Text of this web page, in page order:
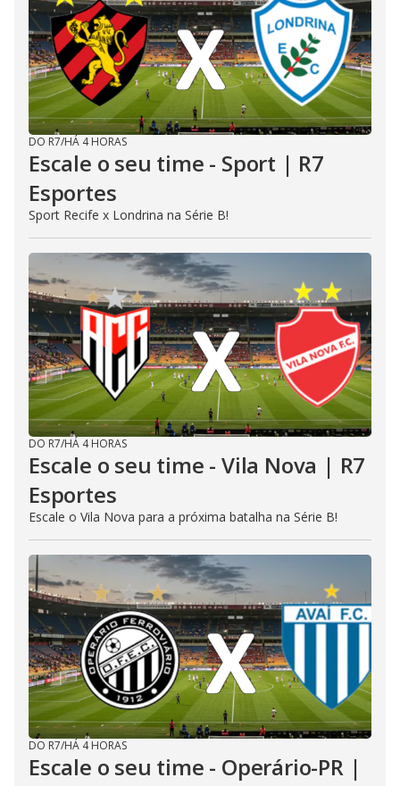
DO R7/HÁ 4 HORAS
Escale o seu time - Sport | R7
Esportes
Sport Recife x Londrina na Série B!
DO R7/HÁ 4 HORAS
Escale o seu time - Vila Nova | R7
Esportes
Escale o Vila Nova para a próxima batalha na Série B!
DO R7/HÁ 4 HORAS
Escale o seu time - Operário-PR |